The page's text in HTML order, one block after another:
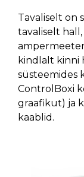
Tavaliselt on
tavaliselt
kindlalt kinni
süsteemides
ControlBoxi
graafikut) ja
kaablid.